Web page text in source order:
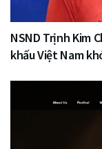
NSND Trịnh Kim
khấu Việt Nam